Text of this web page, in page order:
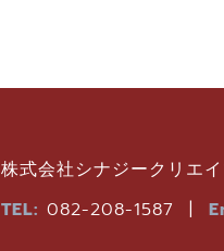
株式会社シナジークリエ
TEL: 082-208-1587 |